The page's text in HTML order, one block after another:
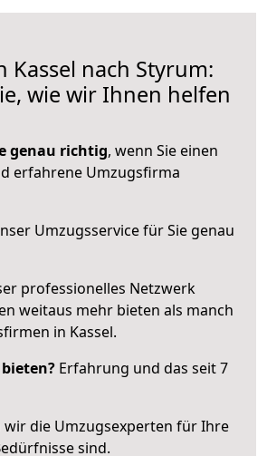
Kassel nach Styrum:
wie wir Ihnen helfen
genau richtig, wenn Sie einen
erfahrene Umzugsfirma
Umzugsservice für Sie genau
professionelles Netzwerk
weitaus mehr bieten als manch
in Kassel.
Erfahrung und das seit 7
wir die Umzugsexperten für Ihre
sind.